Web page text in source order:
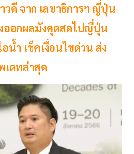
วดี จาก เลขาธิการฯ ญี่ปุ่น
ออกผลมังคุดสดไปญี่ปุ่น
น้ำ เช็คเงื่อนไขด่วน ส่ง
เดทล่าสุด